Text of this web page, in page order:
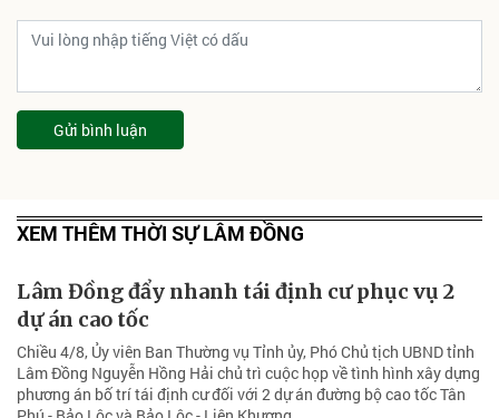
Gửi bình luận
XEM THÊM THỜI SỰ LÂM ĐỒNG
Lâm Đồng đẩy nhanh tái định cư phục vụ 2
dự án cao tốc
Chiều 4/8, Ủy viên Ban Thường vụ Tỉnh ủy, Phó Chủ tịch UBND tỉnh
Lâm Đồng Nguyễn Hồng Hải chủ trì cuộc họp về tình hình xây dựng
phương án bố trí tái định cư đối với 2 dự án đường bộ cao tốc Tân